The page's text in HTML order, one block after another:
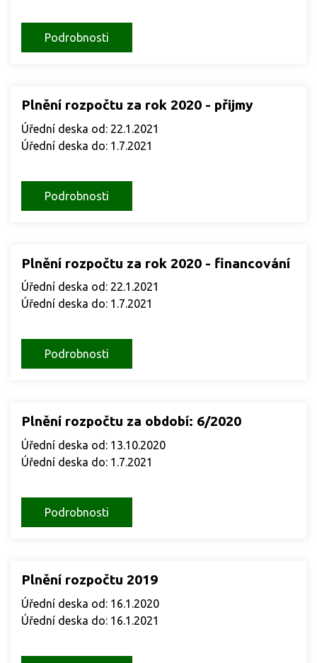
Podrobnosti
Plnění rozpočtu za rok 2020 - přijmy
Úřední deska od: 22.1.2021
Úřední deska do: 1.7.2021
Podrobnosti
Plnění rozpočtu za rok 2020 - financování
Úřední deska od: 22.1.2021
Úřední deska do: 1.7.2021
Podrobnosti
Plnění rozpočtu za období: 6/2020
Úřední deska od: 13.10.2020
Úřední deska do: 1.7.2021
Podrobnosti
Plnění rozpočtu 2019
Úřední deska od: 16.1.2020
Úřední deska do: 16.1.2021